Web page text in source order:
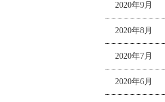
2020年9月
2020年8月
2020年7月
2020年6月